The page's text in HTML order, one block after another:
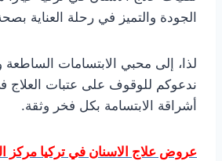
الجودة والتميز في رحلة العناية
لذا، إلى محبي الابتسامات الساطعة
ندعوكم للوقوف على عتبات العلاج
أشراقة الابتسامة بكل فخر وثقة.
عروض علاج الاسنان في تركيا مركز